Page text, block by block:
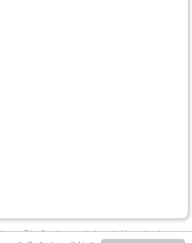
- Die Stadt zum Leben | Kontakt |